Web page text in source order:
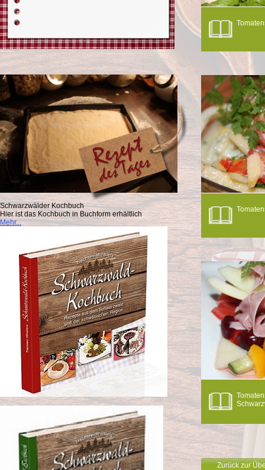
Zurück zur
Schwarzwälder Kochbuch
Hier ist das Kochbuch in Buchform erhältlich
Mehr...